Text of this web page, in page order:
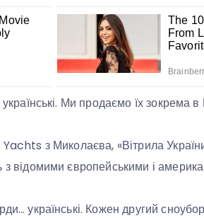
Ми продаємо їх зокрема
з Миколаєва, «Вітрила
з відомими європейськими і
українські. Кожен другий